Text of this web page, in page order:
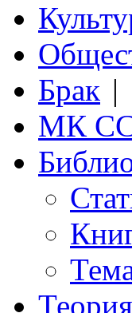
Брак |
МК
Теория